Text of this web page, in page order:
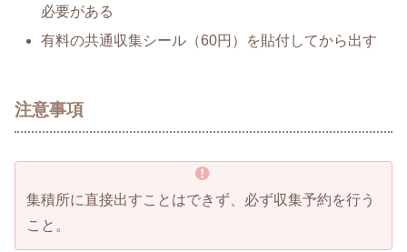
必要がある
有料の共通収集シール（60円）を貼付してから出す
注意事項
集積所に直接出すことはできず、必ず収集予約を行う
こと。